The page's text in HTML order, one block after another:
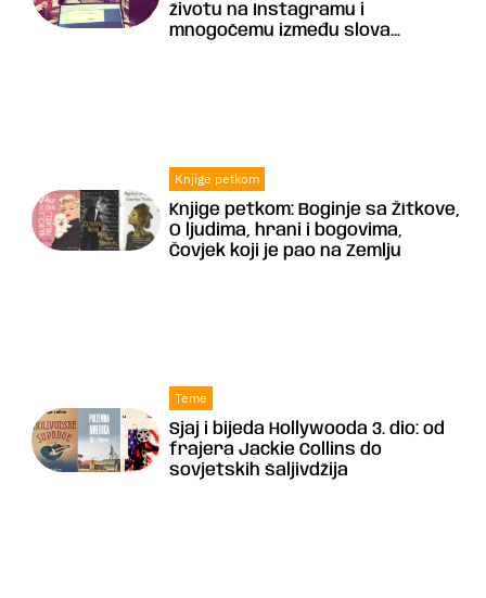
životu na Instagramu i
mnogočemu između slova...
Knjige petkom
Knjige petkom: Boginje sa Žítkove,
O ljudima, hrani i bogovima,
Čovjek koji je pao na Zemlju
Teme
Sjaj i bijeda Hollywooda 3. dio: od
frajera Jackie Collins do
sovjetskih šaljivdžija